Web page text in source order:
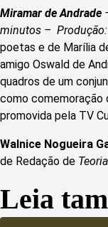
Miramar de Andrade
minutos – Produção:
poetas e de Marília
amigo Oswald de
quadros de um
como comemoração
promovida pela TV
Walnice Nogueira
de Redação de
Leia